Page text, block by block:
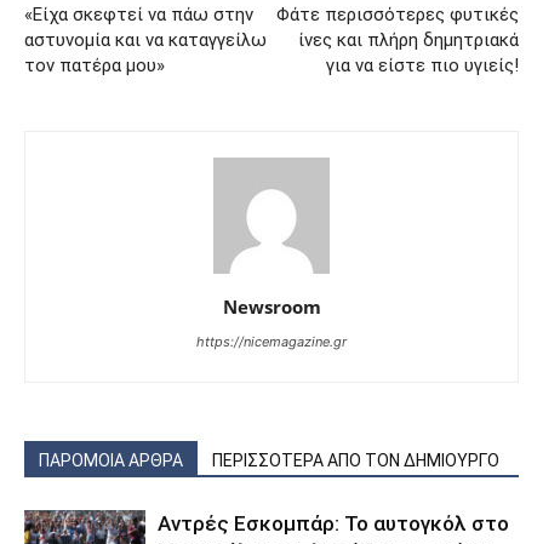
«Είχα σκεφτεί να πάω στην
αστυνομία και να καταγγείλω
τον πατέρα μου»
Φάτε περισσότερες φυτικές
ίνες και πλήρη δημητριακά
για να είστε πιο υγιείς!
Newsroom
https://nicemagazine.gr
ΠΑΡΟΜΟΙΑ ΑΡΘΡΑ ΠΕΡΙΣΣΟΤΕΡΑ ΑΠΟ ΤΟΝ ΔΗΜΙΟΥΡΓΟ
Αντρές Εσκομπάρ: Το αυτογκόλ στο